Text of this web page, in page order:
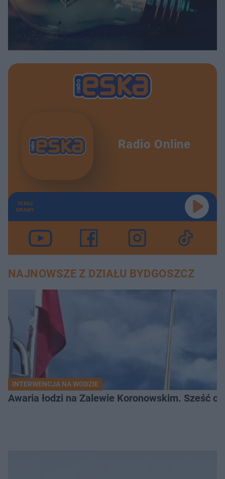
Radio Online
TERAZ
GRAMY
NAJNOWSZE Z DZIAŁU BYDGOSZCZ
INTERWENCJA NA WODZIE
Awaria łodzi na Zalewie Koronowskim. Sześć